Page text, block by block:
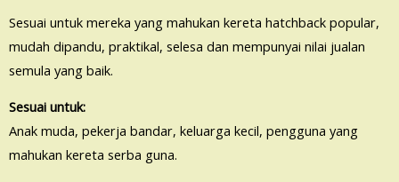
Sesuai untuk mereka yang mahukan kereta hatchback popular,
mudah dipandu, praktikal, selesa dan mempunyai nilai jualan
semula yang baik.
Sesuai untuk:
Anak muda, pekerja bandar, keluarga kecil, pengguna yang
mahukan kereta serba guna.